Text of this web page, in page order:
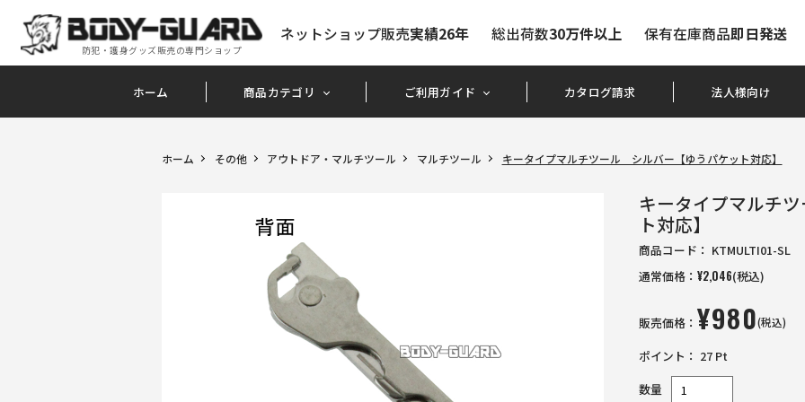
防犯・護身グッズ販売の専門ショップ
ネットショップ販売実績26年 総出荷数30万件以上 保有在庫商品即日発送
ホーム 商品カテゴリ ご利用ガイド カタログ請求 法人様向け
ホーム その他 アウトドア・マルチツール マルチツール キータイプマルチツール シルバー【ゆうパケット対応】
キータイプマルチ
ト対応】
商品コード： KTMULTI01-SL
通常価格：¥2,046(税込)
販売価格： ¥980(税込)
ポイント： 27 Pt
数量